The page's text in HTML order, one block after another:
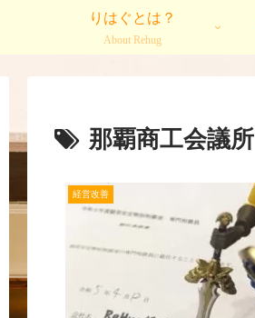
りはぐとは？
About Rehug
那覇商工会議所
経営改善